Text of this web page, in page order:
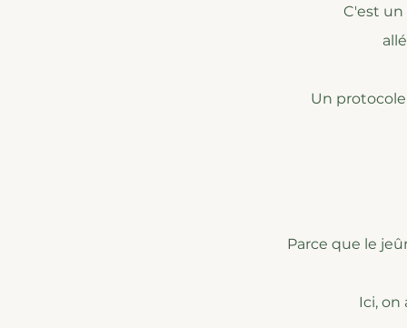
C'est un
Un
Parce que le
Ici, on